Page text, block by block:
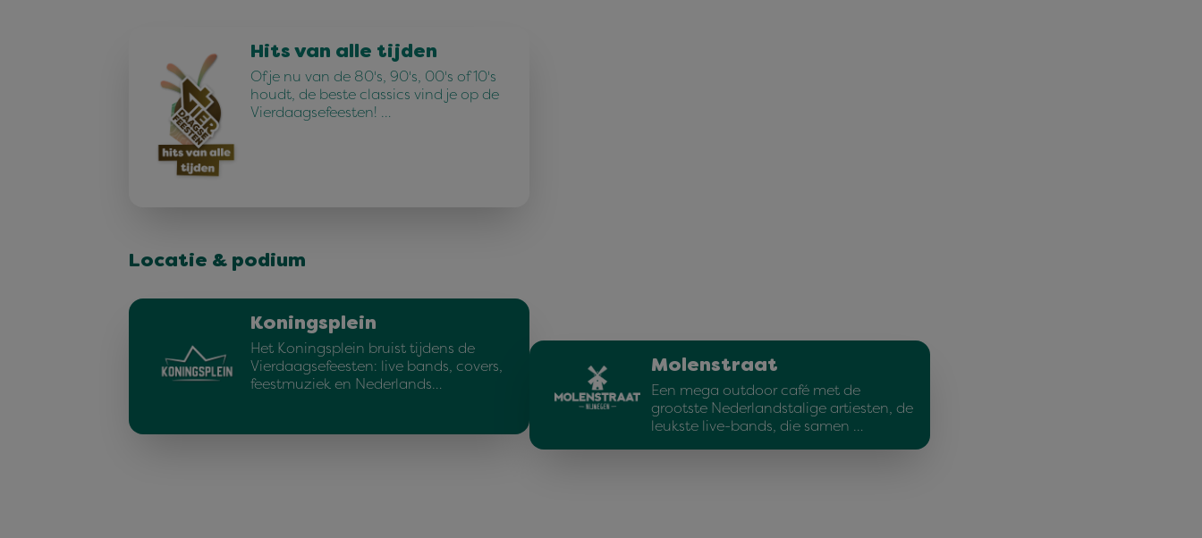
Hits van alle tijden
Of je nu van de 80's, 90's, 00's of 10's
houdt, de beste classics vind je op de
Vierdaagsefeesten! …
Locatie & podium
Koningsplein
Het Koningsplein bruist tijdens de
Vierdaagsefeesten: live bands, covers,
feestmuziek en Nederlands…
Molenstraat
Een mega outdoor café met de
grootste Nederlandstalige artiesten, de
leukste live-bands, die samen …